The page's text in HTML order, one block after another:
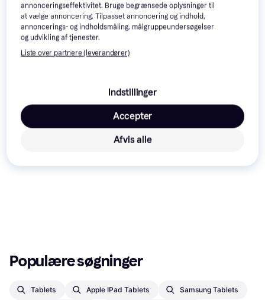
Annonce
Populære søgninger
Tablets Apple IPad Tablets Samsung Tablets
annonceringseffektivitet. Bruge begrænsede oplysninger til
at vælge annoncering. Tilpasset annoncering og indhold,
annoncerings- og indholdsmåling, målgruppeundersøgelser
og udvikling af tjenester.
Liste over partnere (leverandører)
Indstillinger
Afvis alle
Accepter